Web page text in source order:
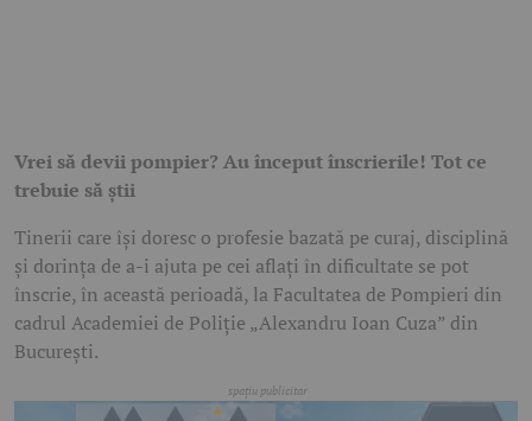
Vrei să devii pompier? Au început înscrierile! Tot ce
trebuie să știi
Tinerii care își doresc o profesie bazată pe curaj, disciplină
și dorința de a-i ajuta pe cei aflați în dificultate se pot
înscrie, în această perioadă, la Facultatea de Pompieri din
cadrul Academiei de Poliție „Alexandru Ioan Cuza” din
București.